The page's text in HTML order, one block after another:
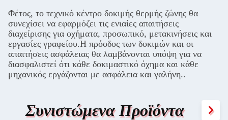
Φέτος, το τεχνικό κέντρο δοκιμής θερμής ζώνης θα
συνεχίσει να εφαρμόζει τις ενιαίες απαιτήσεις
διαχείρισης για οχήματα, προσωπικό, μετακινήσεις και
εργασίες γραφείου.Η πρόοδος των δοκιμών και οι
απαιτήσεις ασφάλειας θα λαμβάνονται υπόψη για να
διασφαλιστεί ότι κάθε δοκιμαστικό όχημα και κάθε
μηχανικός εργάζονται με ασφάλεια και γαλήνη..
Συνιστώμενα Προϊόντα